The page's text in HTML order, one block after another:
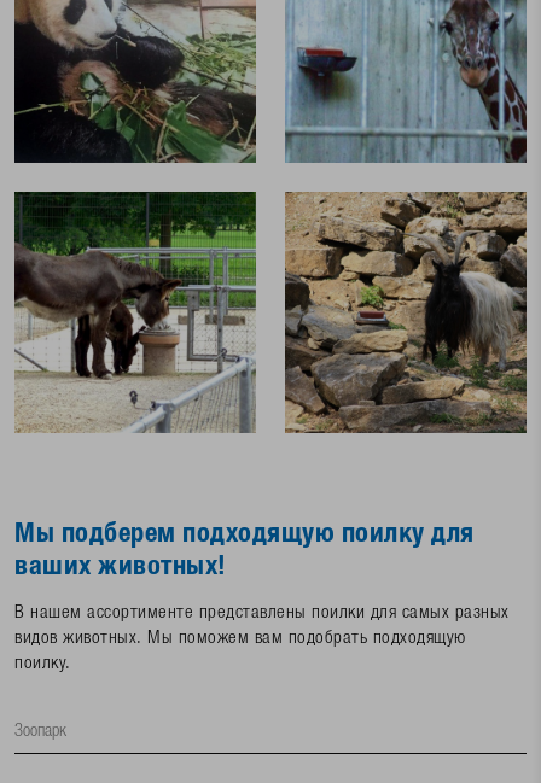
Мы подберем подходящую поилку для
ваших животных!
В нашем ассортименте представлены поилки для самых разных
видов животных. Мы поможем вам подобрать подходящую
поилку.